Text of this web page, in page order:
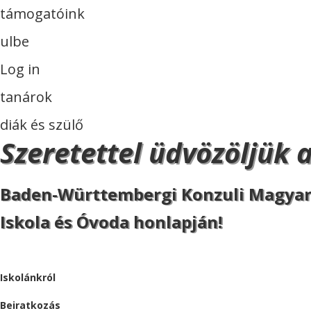
támogatóink
ulbe
Log in
tanárok
diák és szülő
Szeretettel üdvözöljük
Baden-Württembergi Konzuli Magyar
Iskola és Óvoda honlapján!
Iskolánkról
Beiratkozás